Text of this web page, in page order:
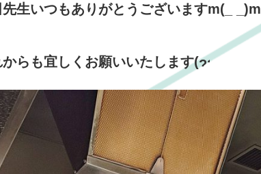
生いつもありがとうございますm(_ _)m
からも宜しくお願いいたします(